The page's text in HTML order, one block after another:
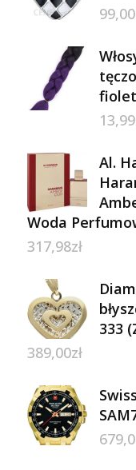
99,00
13,99
Al.
Woda
317,98zł
333
389,00zł